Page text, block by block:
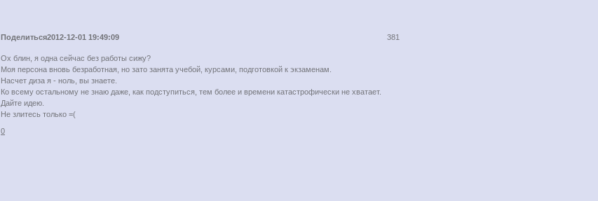
Поделиться 381
2012-12-01 19:49:09
Ох блин, я одна сейчас без работы сижу?
Моя персона вновь безработная, но зато занята учебой, курсами, подготовкой к экзаменам.
Насчет диза я - ноль, вы знаете.
Ко всему остальному не знаю даже, как подступиться, тем более и времени катастрофически не хватает.
Дайте идею.
Не злитесь только =(
0